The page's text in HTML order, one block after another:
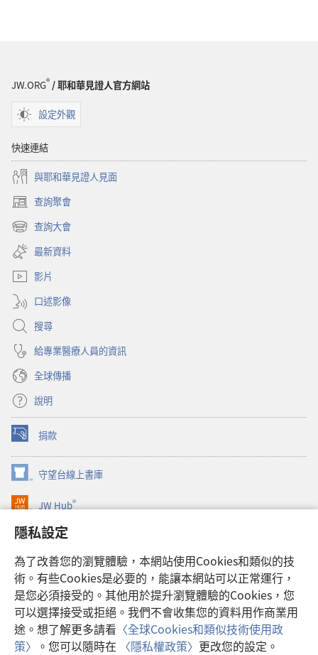
隱私設定
為了改善您的瀏覽體驗，本網站使用Cookies和類似的技
術。有些Cookies是必要的，能讓本網站可以正常運行，
是您必須接受的。其他用於提升瀏覽體驗的Cookies，您
可以選擇接受或拒絕。我們不會收集您的資料用作商業用
途。想了解更多請看 〈全球Cookies和類似技術使用政
策〉 。您可以隨時在 〈隱私權政策〉 更改您的設定。
JW.ORG® / 耶和華見證人官方網站
設定外觀
快速連結
與耶和華見證人見面
查詢聚會
（開
啟
新
視
窗）
查詢大會
（開
啟
新
視
窗）
最新資料
影片
口述影像
搜尋
給專業醫療人員的資訊
全球傳播
說明
捐款
（開
啟
新
視
窗）
守望台線上書庫
（開
啟
新
窗）
JW Hub®
（開
啟
新
視
窗）
JW Library®
Watchtower Library
Copyright© 2026 Watch Tower Bible and Tract Society of Pennsylvania.